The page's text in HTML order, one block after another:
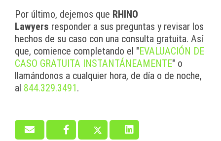
Por último, dejemos que RHINO
Lawyers responder a sus preguntas y revisar los
hechos de su caso con una consulta gratuita. Así
que, comience completando el "EVALUACIÓN DE
CASO GRATUITA INSTANTÁNEAMENTE" o
llamándonos a cualquier hora, de día o de noche,
al 844.329.3491.